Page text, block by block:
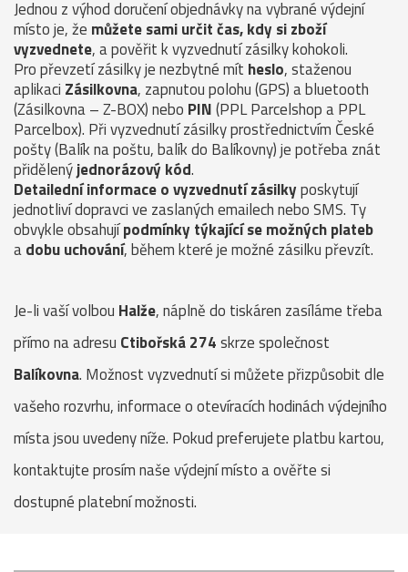
Jednou z výhod doručení objednávky na vybrané výdejní
místo je, že můžete sami určit čas, kdy si zboží
vyzvednete, a pověřit k vyzvednutí zásilky kohokoli.
Pro převzetí zásilky je nezbytné mít heslo, staženou
aplikaci Zásilkovna, zapnutou polohu (GPS) a bluetooth
(Zásilkovna – Z-BOX) nebo PIN(PPL Parcelshop a PPL
Parcelbox). Při vyzvednutí zásilky prostřednictvím České
pošty (Balík na poštu, balík do Balíkovny) je potřeba znát
přidělenýjednorázový kód.
Detailední informace o vyzvednutí zásilkyposkytují
jednotliví dopravci ve zaslaných emailech nebo SMS. Ty
obvykle obsahujípodmínky týkající se možných plateb
adobu uchování, během které je možné zásilku převzít.
Je-li vaší volbou Halže, náplně do tiskáren zasíláme třeba
přímo na adresu Ctibořská 274skrze společnost
Balíkovna. Možnost vyzvednutí si můžete přizpůsobit dle
vašeho rozvrhu, informace o otevíracích hodinách výdejního
místa jsou uvedeny níže. Pokud preferujete platbu kartou,
kontaktujte prosím naše výdejní místo a ověřte si
dostupné platební možnosti.